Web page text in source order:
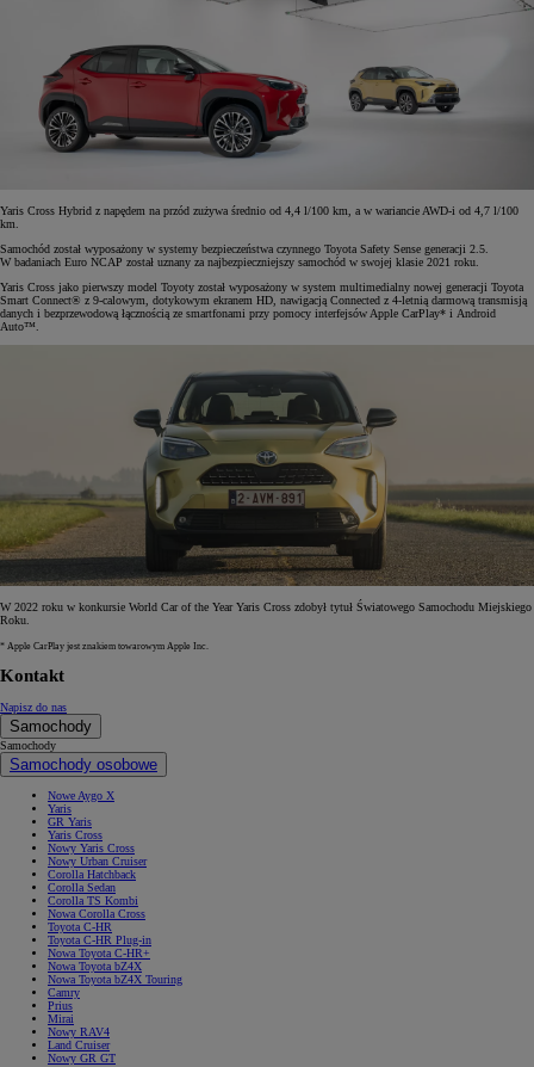
Yaris Cross Hybrid z napędem na przód zużywa średnio od 4,4 l/100 km, a w wariancie AWD-i od 4,7 l/100
km.
Samochód został wyposażony w systemy bezpieczeństwa czynnego Toyota Safety Sense generacji 2.5.
W badaniach Euro NCAP został uznany za najbezpieczniejszy samochód w swojej klasie 2021 roku.
Yaris Cross jako pierwszy model Toyoty został wyposażony w system multimedialny nowej generacji Toyota
Smart Connect® z 9-calowym, dotykowym ekranem HD, nawigacją Connected z 4-letnią darmową transmisją
danych i bezprzewodową łącznością ze smartfonami przy pomocy interfejsów Apple CarPlay* i Android
Auto™.
W 2022 roku w konkursie World Car of the Year Yaris Cross zdobył tytuł Światowego Samochodu Miejskiego
Roku.
* Apple CarPlay jest znakiem towarowym Apple Inc.
Kontakt
Napisz do nas
Samochody
Samochody
Samochody osobowe
Nowe Aygo X
Yaris
GR Yaris
Yaris Cross
Nowy Yaris Cross
Nowy Urban Cruiser
Corolla Hatchback
Corolla Sedan
Corolla TS Kombi
Nowa Corolla Cross
Toyota C-HR
Toyota C-HR Plug-in
Nowa Toyota C-HR+
Nowa Toyota bZ4X
Nowa Toyota bZ4X Touring
Camry
Prius
Mirai
Nowy RAV4
Land Cruiser
Nowy GR GT